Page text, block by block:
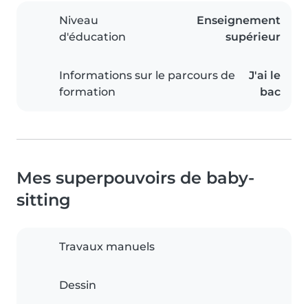
Niveau
d'éducation
Enseignement
supérieur
Informations sur le parcours de
formation
J'ai le
bac
Mes superpouvoirs de baby-
sitting
Travaux manuels
Dessin